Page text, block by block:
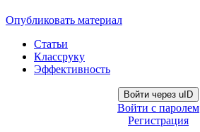
Опубликовать материал
Статьи
Классруку
Эффективность
Войти через uID
Войти с паролем
Регистрация